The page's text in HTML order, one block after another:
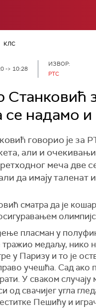
КЛС
-> 10:28
ИЗВОР:
РТС
Станковић
се надамо
говорио је за
али и
меча две
да имају
сматра да је
пласман у
медаљу, нико
у Паризу и то је
учешћа. Сад ако
У сваком
од свачијег угла
Пешићу и